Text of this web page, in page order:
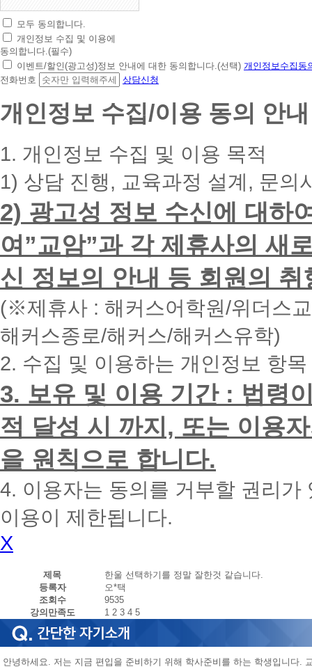
초
간
편
상
담
청
대
폰
입
력
시
면
빠
른
간
내
에
화
드
리
겠
습
니
다.
모두 동의합니다.
개인정보 수집 및 이용에
동의합니다.(필수)
이벤트/할인(광고성)정보 안내에 대한 동의합니다.(선택) 개인정보수집동
전화번호
상담신청
개인정보 수집/이용 동의 안내
1. 개인정보 수집 및 이용 목적
1) 상담 진행, 교육과정 설계, 문의
2) 광고성 정보 수신에 대하
여”교암”과 각 제휴사의 새
신 정보의 안내 등 회원의
(※제휴사 : 해커스어학원/위더스
해커스종로/해커스/해커스유학)
2. 수집 및 이용하는 개인정보 항
3. 보유 및 이용 기간 : 법령
적 달성 시 까지, 또는 이용
을 원칙으로 합니다.
4. 이용자는 동의를 거부할 권리
이용이 제한됩니다.
X
제목
한울 선택하기를 정말 잘한것 같습니다.
등록자
오*택
조회수
9535
강의만족도
1 2 3 4 5
안녕하세요. 저는 지금 편입을 준비하기 위해 학사준비를 하는 학생입니다.